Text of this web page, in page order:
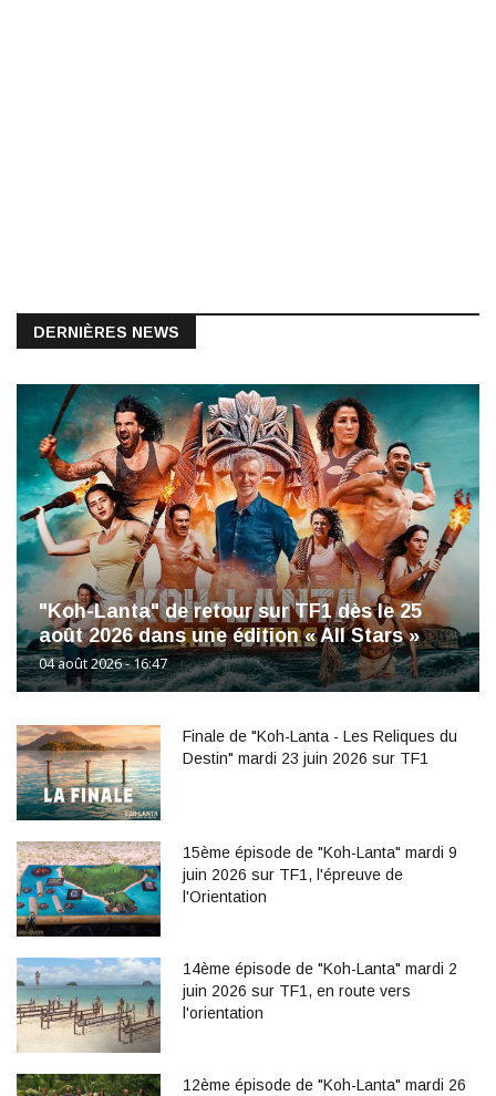
DERNIÈRES NEWS
"Koh-Lanta" de retour sur TF1 dès le 25
août 2026 dans une édition « All Stars »
04 août 2026 - 16:47
Finale de "Koh-Lanta - Les Reliques du
Destin" mardi 23 juin 2026 sur TF1
15ème épisode de "Koh-Lanta" mardi 9
juin 2026 sur TF1, l'épreuve de
l'Orientation
14ème épisode de "Koh-Lanta" mardi 2
juin 2026 sur TF1, en route vers
l'orientation
12ème épisode de "Koh-Lanta" mardi 26